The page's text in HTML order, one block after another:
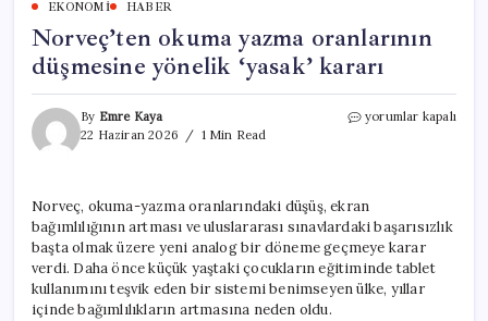
EKONOMI HABER
Norveç’ten okuma yazma oranlarının
düşmesine yönelik ‘yasak’ kararı
By Emre Kaya
22 Haziran 2026
1 Min Read
Norveç’ten
yönelik
‘yasak’
kararı
için
yorumlar kapalı
Norveç, okuma-yazma oranlarındaki düşüş, ekran
bağımlılığının artması ve uluslararası sınavlardaki başarısızlık
başta olmak üzere yeni analog bir döneme geçmeye karar
verdi. Daha önce küçük yaştaki çocukların eğitiminde tablet
kullanımını teşvik eden bir sistemi benimseyen ülke, yıllar
içinde bağımlılıkların artmasına neden oldu.